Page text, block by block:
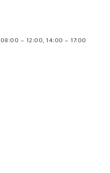
08:00 – 12:00, 14:00 – 17:00